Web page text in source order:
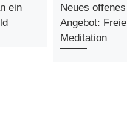
ein
Neues offenes
Angebot: Freie
Meditation